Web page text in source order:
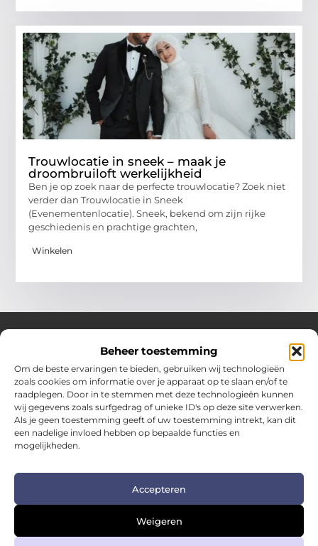
Beheer toestemming
Om de beste ervaringen te bieden, gebruiken wij technologieën
zoals cookies om informatie over je apparaat op te slaan en/of te
raadplegen. Door in te stemmen met deze technologieën kunnen
wij gegevens zoals surfgedrag of unieke ID's op deze site verwerken.
Als je geen toestemming geeft of uw toestemming intrekt, kan dit
een nadelige invloed hebben op bepaalde functies en
mogelijkheden.
Accepteren
Weigeren
Trouwlocatie in sneek – maak je
droombruiloft werkelijkheid
Ben je op zoek naar de perfecte trouwlocatie? Zoek niet
verder dan Trouwlocatie in Sneek
(Evenementenlocatie). Sneek, bekend om zijn rijke
geschiedenis en prachtige grachten,
Winkelen
Over Hotspotmagazine
Jouw bron voor inspiratie en handige tips voor het
dagelijks leven.
Verken een uitgebreide selectie blogs en artikelen
boordevol praktische adviezen en verrassende inzichten
om het beste uit elke dag te halen.